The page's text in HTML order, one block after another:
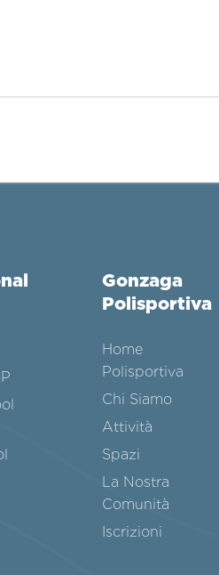
Gonzaga
Polisportiva
Home
Polisportiva
Chi Siamo
Attività
Spazi
La Nostra
Comunità
Iscrizioni